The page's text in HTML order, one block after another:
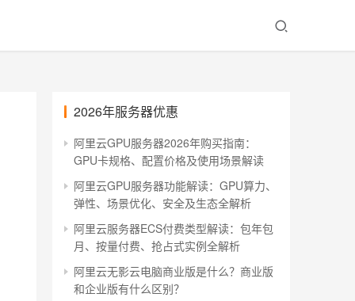
2026年服务器优惠
阿里云GPU服务器2026年购买指南：
GPU卡规格、配置价格及使用场景解读
阿里云GPU服务器功能解读：GPU算力、
弹性、场景优化、安全及生态全解析
阿里云服务器ECS付费类型解读：包年包
月、按量付费、抢占式实例全解析
阿里云无影云电脑商业版是什么？商业版
和企业版有什么区别？